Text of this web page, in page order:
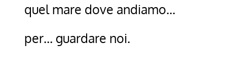
quel mare dove andiamo…
per… guardare noi.